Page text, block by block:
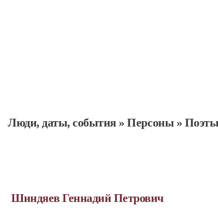
Люди, даты, cобытия»Персоны »
Шиндяев Геннадий Петрович